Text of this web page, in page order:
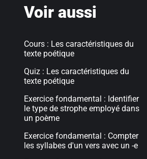
Voir aussi
Cours : Les caractéristiques du
texte poétique
Quiz : Les caractéristiques du
texte poétique
Exercice fondamental : Identifier
le type de strophe employé dans
un poème
Exercice fondamental : Compter
les syllabes d'un vers avec un -e